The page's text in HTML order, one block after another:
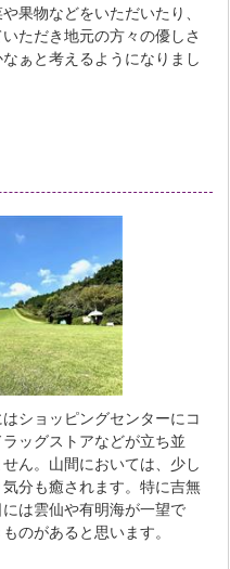
果物などをいただいたり、
ただき地元の方々の優しさ
ぁと考えるようになりまし
ショッピングセンターにコ
ッグストアなどが立ち並
ん。山間においては、少し
分も癒されます。特に吉無
は雲仙や有明海が一望で
ものがあると思います。